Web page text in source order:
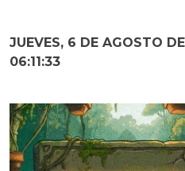
JUEVES, 6 DE AGOSTO
06:11:34